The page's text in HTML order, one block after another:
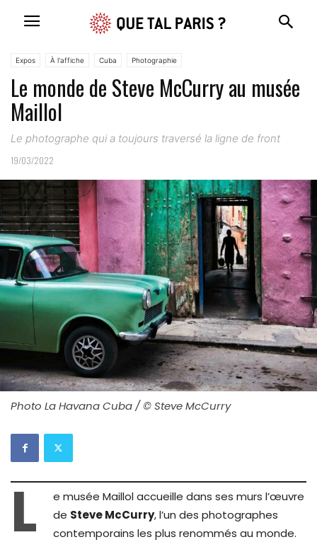
Expos À l'affiche Cuba Photographie
Le monde de Steve McCurry au musée
Maillol
Le photographe qui a toujours traversé la ligne de front
19/03/2022
Photo La Havana Cuba / © Steve McCurry
L
e musée Maillol accueille dans ses murs l’œuvre
de Steve McCurry, l’un des photographes
contemporains les plus renommés au monde.